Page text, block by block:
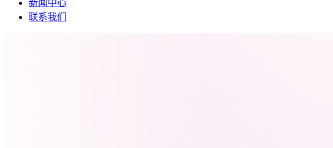
新闻中心
联系我们